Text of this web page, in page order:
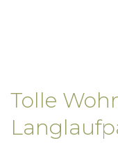
Tolle